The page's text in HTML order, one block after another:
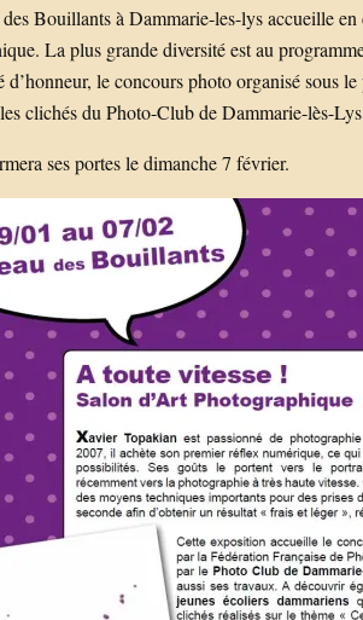
Bouillants à Dammarie-les-lys accueille en
La plus grande diversité est au
d’honneur, le concours photo organisé sous
clichés du Photo-Club de Dammarie-lès-
ses portes le dimanche 7 février.